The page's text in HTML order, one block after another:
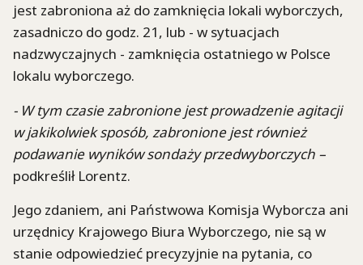
jest zabroniona aż do zamknięcia lokali wyborczych,
zasadniczo do godz. 21, lub - w sytuacjach
nadzwyczajnych - zamknięcia ostatniego w Polsce
lokalu wyborczego.
- W tym czasie zabronione jest prowadzenie agitacji
w jakikolwiek sposób, zabronione jest również
podawanie wyników sondaży przedwyborczych –
podkreślił Lorentz.
Jego zdaniem, ani Państwowa Komisja Wyborcza ani
urzędnicy Krajowego Biura Wyborczego, nie są w
stanie odpowiedzieć precyzyjnie na pytania, co